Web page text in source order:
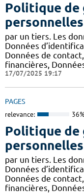
Politique de
personnelles
par un tiers. Les
Données
Données de
financières,
17/07/2025 19:17
PAGES
relevance:
Politique de
personnelles
par un tiers. Les
Données
Données de
financières,